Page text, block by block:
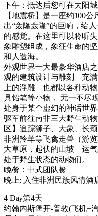
下午：抵达后您可在太阳
【地震桥】是一座约100
出“轰隆轰隆”的巨响，给
的感觉。在这里可以聆听
象雕塑组成，象征生命的
和人造海。
外观世界十大最豪华酒店
观的建筑设计与雕刻，充
上的浮雕，也都以各种动
具铅笔等小物， 无一不尽
处身于某个虚幻的神话世界
驱车前往南非三大野生动
区】追踪狮子、大象、长
非洲羚羊等飞禽走兽（游
大草原，起伏的山坡，运
处于野生状态的动物们。
晚餐：中式团队餐
晚上: 入住非洲民族风情酒
4 Day第4天
约翰内斯堡开-普敦(飞机+